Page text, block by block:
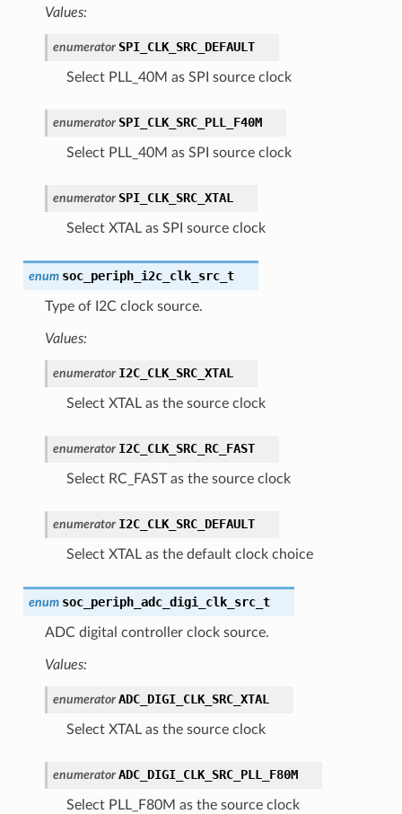
Values:
enumerator SPI_CLK_SRC_DEFAULT
Select PLL_40M as SPI source clock
enumerator SPI_CLK_SRC_PLL_F40M
Select PLL_40M as SPI source clock
enumerator SPI_CLK_SRC_XTAL
Select XTAL as SPI source clock
enum soc_periph_i2c_clk_src_t
Type of I2C clock source.
Values:
enumerator I2C_CLK_SRC_XTAL
Select XTAL as the source clock
enumerator I2C_CLK_SRC_RC_FAST
Select RC_FAST as the source clock
enumerator I2C_CLK_SRC_DEFAULT
Select XTAL as the default clock choice
enum soc_periph_adc_digi_clk_src_t
ADC digital controller clock source.
Values:
enumerator ADC_DIGI_CLK_SRC_XTAL
Select XTAL as the source clock
enumerator ADC_DIGI_CLK_SRC_PLL_F80M
Select PLL_F80M as the source clock